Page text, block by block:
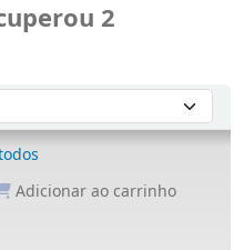
2
Adicionar ao carrinho